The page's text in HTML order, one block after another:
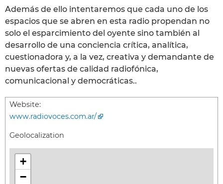
Además de ello intentaremos que cada uno de los
espacios que se abren en esta radio propendan no
solo el esparcimiento del oyente sino también al
desarrollo de una conciencia crítica, analítica,
cuestionadora y, a la vez, creativa y demandante de
nuevas ofertas de calidad radiofónica,
comunicacional y democráticas..
Website:
www.radiovoces.com.ar/
Geolocalization
+
−